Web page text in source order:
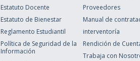
Estatuto Docente
Estatuto de Bienestar
Reglamento Estudiantil
Política de Seguridad de la
Información
Proveedores
Manual de
interventoría
Rendición de
Trabaja con